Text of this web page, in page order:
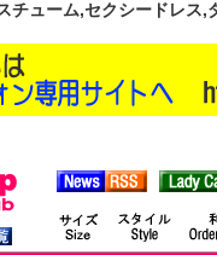
チューム,セクシードレス